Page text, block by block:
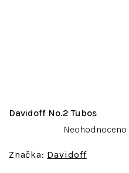
Davidoff No.2 Tubos
Davidoff
Průměrné
produktu
Neohodnoceno